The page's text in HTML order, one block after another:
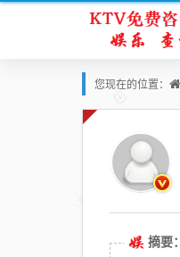
您现在的位置：
摘要：